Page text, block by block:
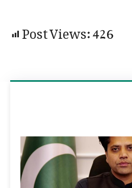
Post Views:426